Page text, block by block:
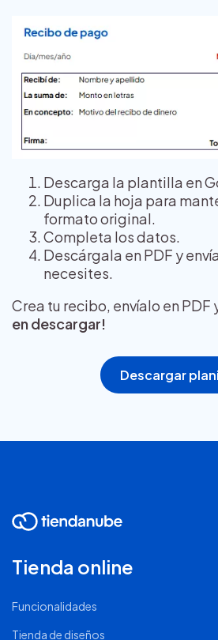
Descarga la plantilla en
Duplica la hoja para
formato original.
Completa los datos.
Descárgala en PDF y
necesites.
Crea tu recibo, envíalo en PDF
en descargar!
Descargar
Tienda online
Funcionalidades
Tienda de diseños